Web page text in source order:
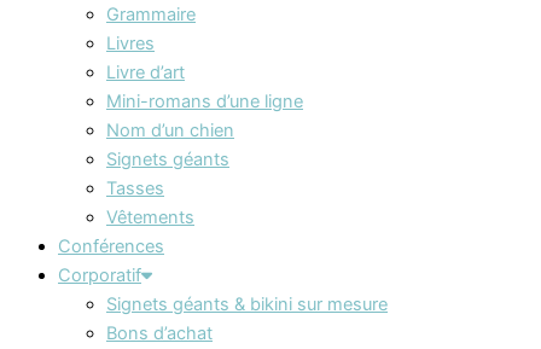
Grammaire
Livres
Livre d’art
Mini-romans d’une ligne
Nom d’un chien
Signets géants
Tasses
Vêtements
Conférences
Corporatif
Signets géants & bikini sur mesure
Bons d’achat